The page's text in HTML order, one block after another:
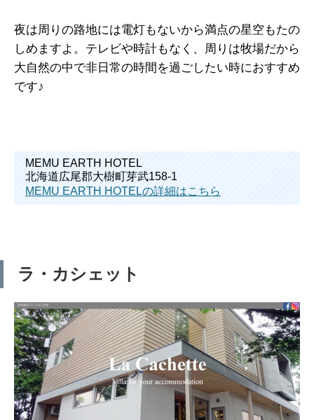
夜は周りの路地には電灯もないから満点の星空もたの
しめますよ。テレビや時計もなく、周りは牧場だから
大自然の中で非日常の時間を過ごしたい時におすすめ
です♪
MEMU EARTH HOTEL
北海道広尾郡大樹町芽武158-1
MEMU EARTH HOTELの詳細はこちら
ラ・カシェット